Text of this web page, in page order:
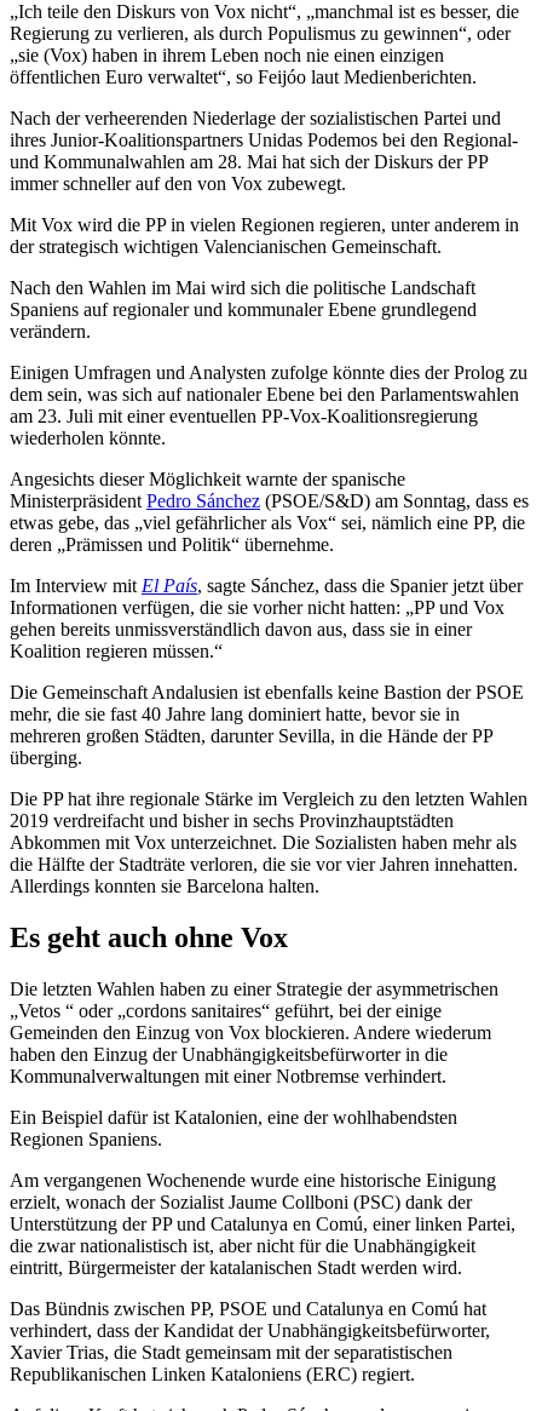
„Ich teile den Diskurs von Vox nicht“, „manchmal ist es besser, die
Regierung zu verlieren, als durch Populismus zu gewinnen“, oder
„sie (Vox) haben in ihrem Leben noch nie einen einzigen
öffentlichen Euro verwaltet“, so Feijóo laut Medienberichten.
Nach der verheerenden Niederlage der sozialistischen Partei und
ihres Junior-Koalitionspartners Unidas Podemos bei den Regional-
und Kommunalwahlen am 28. Mai hat sich der Diskurs der PP
immer schneller auf den von Vox zubewegt.
Mit Vox wird die PP in vielen Regionen regieren, unter anderem in
der strategisch wichtigen Valencianischen Gemeinschaft.
Nach den Wahlen im Mai wird sich die politische Landschaft
Spaniens auf regionaler und kommunaler Ebene grundlegend
verändern.
Einigen Umfragen und Analysten zufolge könnte dies der Prolog zu
dem sein, was sich auf nationaler Ebene bei den Parlamentswahlen
am 23. Juli mit einer eventuellen PP-Vox-Koalitionsregierung
wiederholen könnte.
Angesichts dieser Möglichkeit warnte der spanische
Ministerpräsident Pedro Sánchez (PSOE/S&D) am Sonntag, dass es
etwas gebe, das „viel gefährlicher als Vox“ sei, nämlich eine PP, die
deren „Prämissen und Politik“ übernehme.
Im Interview mit El País, sagte Sánchez, dass die Spanier jetzt über
Informationen verfügen, die sie vorher nicht hatten: „PP und Vox
gehen bereits unmissverständlich davon aus, dass sie in einer
Koalition regieren müssen.“
Die Gemeinschaft Andalusien ist ebenfalls keine Bastion der PSOE
mehr, die sie fast 40 Jahre lang dominiert hatte, bevor sie in
mehreren großen Städten, darunter Sevilla, in die Hände der PP
überging.
Die PP hat ihre regionale Stärke im Vergleich zu den letzten Wahlen
2019 verdreifacht und bisher in sechs Provinzhauptstädten
Abkommen mit Vox unterzeichnet. Die Sozialisten haben mehr als
die Hälfte der Stadträte verloren, die sie vor vier Jahren innehatten.
Allerdings konnten sie Barcelona halten.
Es geht auch ohne Vox
Die letzten Wahlen haben zu einer Strategie der asymmetrischen
„Vetos “ oder „cordons sanitaires“ geführt, bei der einige
Gemeinden den Einzug von Vox blockieren. Andere wiederum
haben den Einzug der Unabhängigkeitsbefürworter in die
Kommunalverwaltungen mit einer Notbremse verhindert.
Ein Beispiel dafür ist Katalonien, eine der wohlhabendsten
Regionen Spaniens.
Am vergangenen Wochenende wurde eine historische Einigung
erzielt, wonach der Sozialist Jaume Collboni (PSC) dank der
Unterstützung der PP und Catalunya en Comú, einer linken Partei,
die zwar nationalistisch ist, aber nicht für die Unabhängigkeit
eintritt, Bürgermeister der katalanischen Stadt werden wird.
Das Bündnis zwischen PP, PSOE und Catalunya en Comú hat
verhindert, dass der Kandidat der Unabhängigkeitsbefürworter,
Xavier Trias, die Stadt gemeinsam mit der separatistischen
Republikanischen Linken Kataloniens (ERC) regiert.